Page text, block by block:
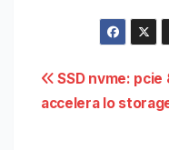
articoli
SSD nvme: pcie
accelera lo